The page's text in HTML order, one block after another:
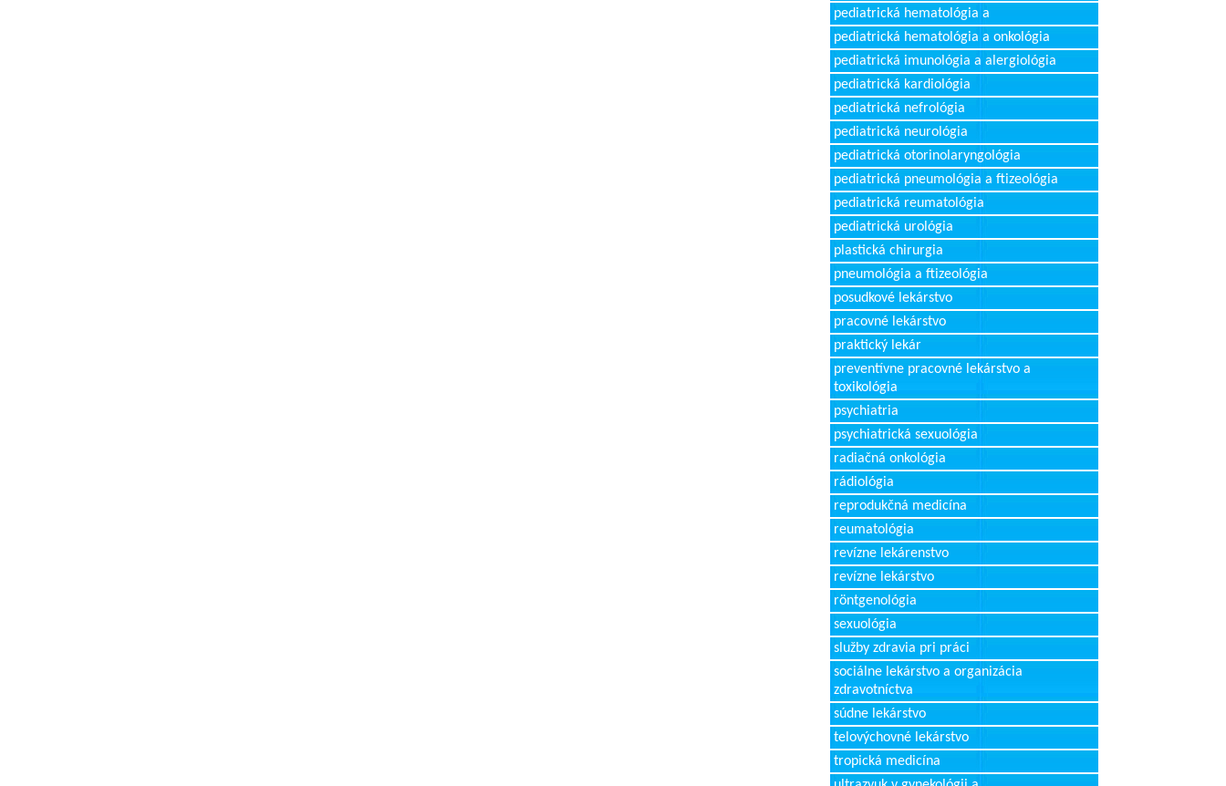
pediatrická hematológia a
pediatrická hematológia a onkológia
pediatrická imunológia a alergiológia
pediatrická kardiológia
pediatrická nefrológia
pediatrická neurológia
pediatrická otorinolaryngológia
pediatrická pneumológia a ftizeológia
pediatrická reumatológia
pediatrická urológia
plastická chirurgia
pneumológia a ftizeológia
posudkové lekárstvo
pracovné lekárstvo
praktický lekár
preventívne pracovné lekárstvo a
toxikológia
psychiatria
psychiatrická sexuológia
radiačná onkológia
rádiológia
reprodukčná medicína
reumatológia
revízne lekárenstvo
revízne lekárstvo
röntgenológia
sexuológia
služby zdravia pri práci
sociálne lekárstvo a organizácia
zdravotníctva
súdne lekárstvo
telovýchovné lekárstvo
tropická medicína